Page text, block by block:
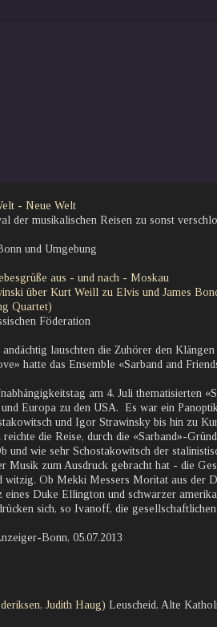
- Neue Welt
der musikalischen Reisen zu sonst
und Umgebung
aus - und nach - Moskau
über Kurt Weill zu Elvis und James
Quartet)
Föderation
lauschten die Zuhörer den
hatte das Ensemble «Sarband and
am 4. Juli thematisierten
Europa zu den USA. Es war ein
und Igor Strawinsky bis hin zu
die Reise, durch die «Sarband»-
und wie sehr Schostakowitsch der
Musik zum Ausdruck gebracht hat - die
witzig. Ob Mekki Messers Moritat aus der
Duke Ellington und schwarzer
sich, so Ivanoff, die
Bonn, 05.07.2013
Judith Haug) Leuscheid, Alte